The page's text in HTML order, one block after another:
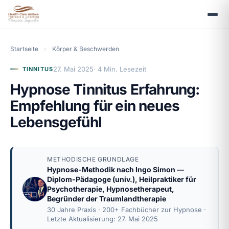
Startseite › Körper & Beschwerden
TINNITUS27. Mai 2025· 4 Min. Lesezeit
Hypnose Tinnitus Erfahrung:
Empfehlung für ein neues
Lebensgefühl
METHODISCHE GRUNDLAGE
Hypnose-Methodik nach Ingo Simon —
Diplom-Pädagoge (univ.), Heilpraktiker für
Psychotherapie, Hypnosetherapeut,
Begründer der Traumlandtherapie
30 Jahre Praxis · 200+ Fachbücher zur Hypnose ·
Letzte Aktualisierung: 27. Mai 2025